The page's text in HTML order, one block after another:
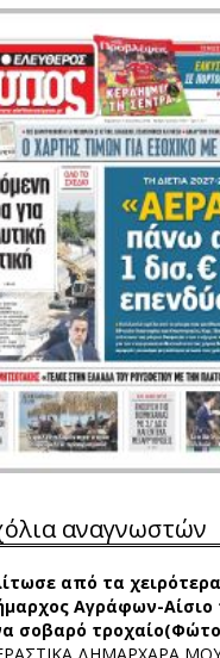
αναγνωστών
από τα
Αγράφων-Αίσιο
σοβαρό